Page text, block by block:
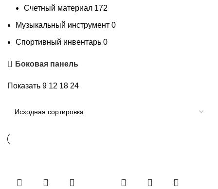
Счетный материал 172
Музыкальный инструмент 0
Спортивный инвентарь 0
Боковая панель
Показать 9 12 18 24